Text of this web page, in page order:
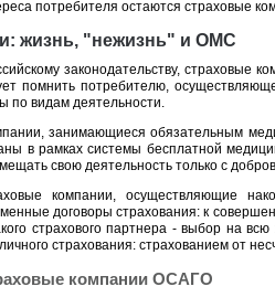
потребителя остаются страховые
жизнь, "нежизнь" и ОМС
законодательству, страховые
помнить потребителю,
по видам деятельности.
занимающиеся обязательным
в рамках системы бесплатной
свою деятельность только с
компании, осуществляющие
договоры страхования: к
страхового партнера - выбор на
страхования: страхованием от
компании ОСАГО